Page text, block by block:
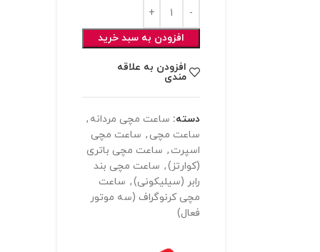
افزودن به سبد خرید
افزودن به علاقه
مندی
دسته: ساعت مچی مردانه ,
ساعت مچی , ساعت مچی
اسپرت , ساعت مچی باتری
(کوارتز), ساعت مچی بند
رابر (سیلیکونی), ساعت
مچی کرنوگراف (سه موتور
فعال)